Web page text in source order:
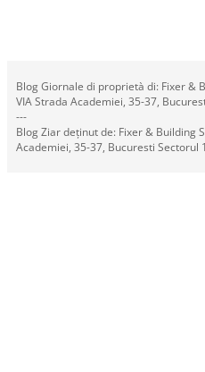
Blog Giornale di proprietà di: Fixer &
VIA Strada Academiei, 35-37,
---
Blog Ziar deținut de: Fixer & Building
Academiei, 35-37, Bucuresti Sectorul 1